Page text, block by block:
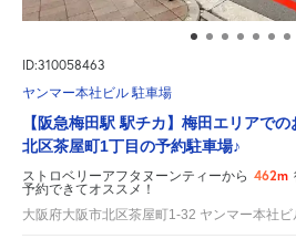
ID:310058463
ヤンマー本社ビル 駐車場
【阪急梅田駅 駅チカ】梅田エリアで
北区茶屋町1丁目の予約駐車場♪
ストロベリーアフタヌーンティーから 462m
予約できてオススメ！
大阪府大阪市北区茶屋町1-32 ヤンマー本社ビ